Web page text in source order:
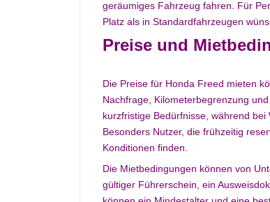
geräumiges Fahrzeug fahren. Für
Platz als in Standardfahrzeugen
Preise und
Die Preise für Honda Freed mieten
Nachfrage, Kilometerbegrenzung
kurzfristige Bedürfnisse, während
Besonders Nutzer, die frühzeitig
Konditionen finden.
Die Mietbedingungen können von
gültiger Führerschein, ein